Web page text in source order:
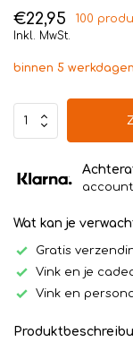
€22,95
100
Inkl. MwSt.
binnen 5 werkdagen
account
Wat kan je
Gratis
Vink en je
Vink en